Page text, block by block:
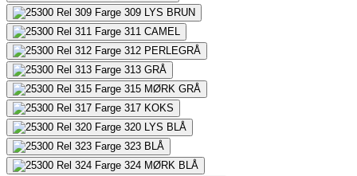
309 LYS BRUN
311 CAMEL
312 PERLEGRÅ
313 GRÅ
315 MØRK GRÅ
317 KOKS
320 LYS BLÅ
323 BLÅ
324 MØRK BLÅ